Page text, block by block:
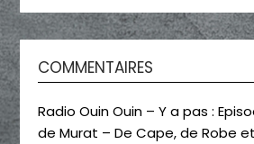
COMMENTAIRES
Radio Ouin Ouin – Y a pas :
de Murat – De Cape, de Robe